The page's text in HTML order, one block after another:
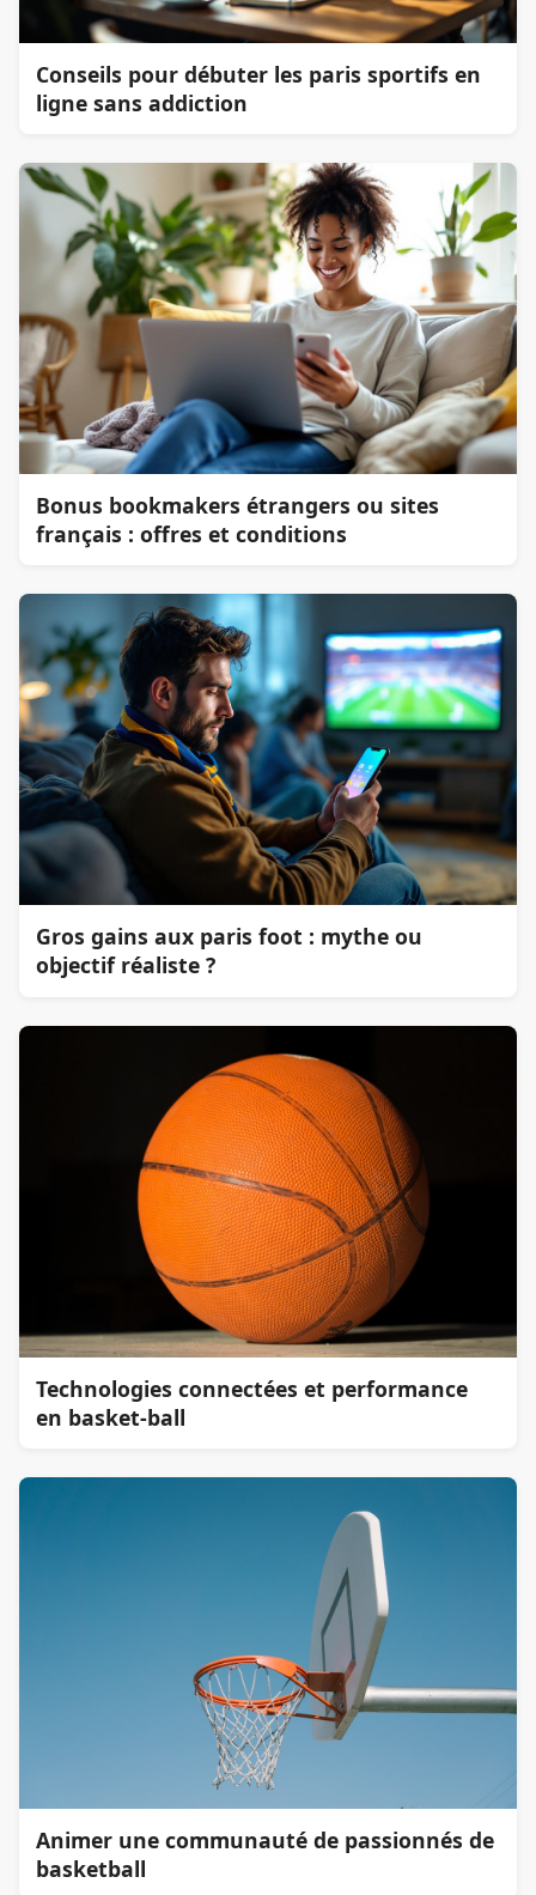
Conseils pour débuter les paris sportifs en
ligne sans addiction
Bonus bookmakers étrangers ou sites
français : offres et conditions
Gros gains aux paris foot : mythe ou
objectif réaliste ?
Technologies connectées et performance
en basket-ball
Animer une communauté de passionnés de
basketball